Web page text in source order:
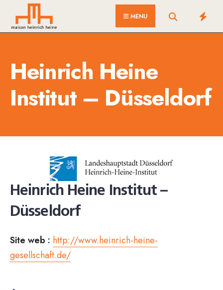
MENU
Heinrich Heine
Institut – Düsseldorf
Heinrich Heine Institut –
Düsseldorf
Site web : http://www.heinrich-heine-
gesellschaft.de/